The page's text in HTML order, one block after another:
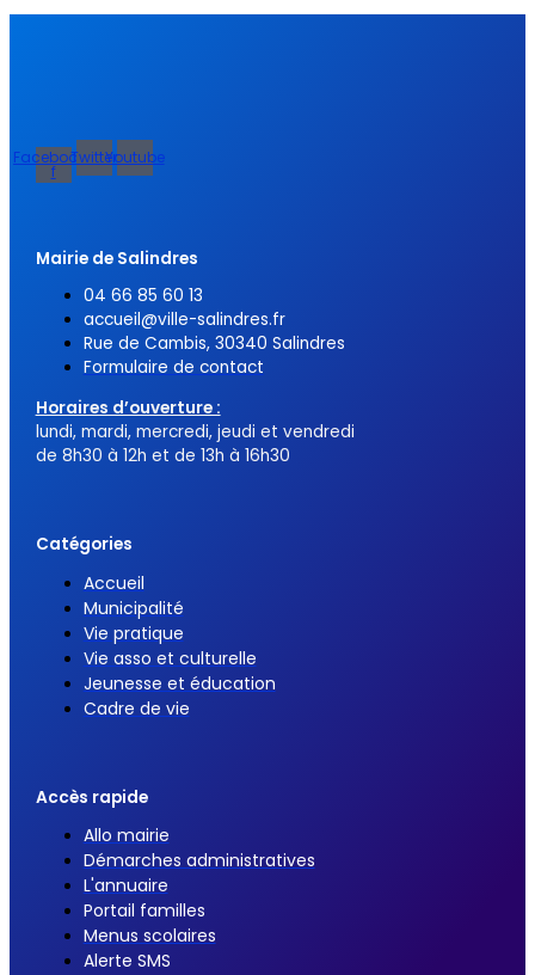
Facebook-
f
TwitterYoutube
Mairie de Salindres
04 66 85 60 13
accueil@ville-salindres.fr
Rue de Cambis, 30340 Salindres
Formulaire de contact
Horaires d’ouverture :
lundi, mardi, mercredi, jeudi et vendredi
de 8h30 à 12h et de 13h à 16h30
Catégories
Accueil
Municipalité
Vie pratique
Vie asso et culturelle
Jeunesse et éducation
Cadre de vie
Accès rapide
Allo mairie
Démarches administratives
L'annuaire
Portail familles
Menus scolaires
Alerte SMS